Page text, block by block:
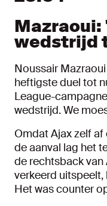
wedstrijd
Noussair
heftigste duel tot
League-
wedstrijd. We
Omdat Ajax zelf
de aanval lag het
de rechtsback van
verkeerd
Het was counter